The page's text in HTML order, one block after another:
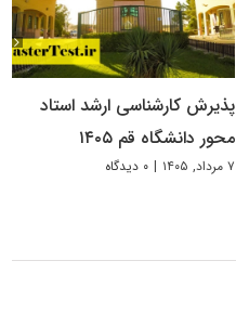
پذیرش کارشناسی ارشد استاد
محور دانشگاه قم ۱۴۰۵
۷ مرداد, ۱۴۰۵ | ۰ دیدگاه